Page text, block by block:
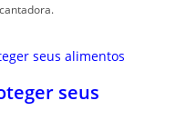
seus